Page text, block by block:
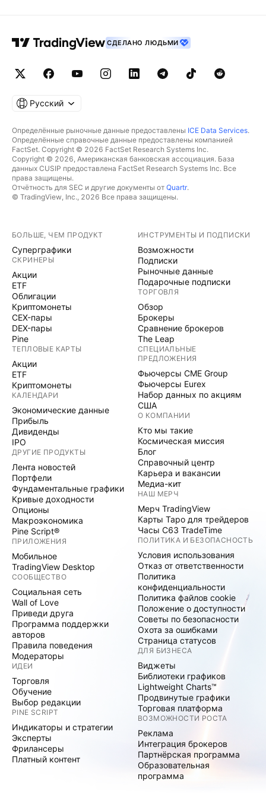
Электромобили. В более долгосрочной
результаты будет влиять запуск в продажу новых
аккумуляторов для электрокаров. Производство
апреле, а продажи стартуют в начале 2023 года.
Ожидается, что запуск F-150 выведет Ford на
рынок электропикапов, на котором представлено
крайне ограниченное количество компаний. При
этом, Ford уже заявила, что перестает принимать
заказы на пикап из-за избытка спроса. •
подразделений по производству автомобилей с
ДВС и электромобилей. Ford Blue будет развивать
линейку автомобилей с двигателем внутреннего
сгорания, в то время как Ford Model e будет
базироваться на инновациях и прорывных
технологиях в области электромобилестроения.
Tigress Financial отмечает, что подобное
разделение является признаком отличного
управления, позволяющего повысить общую
эффективность группы. • Пересмотр оценок.
Аналитики ожидают, что по мере дальнейшего
развития быстрорастущего сегмента
электромобилей, мультипликаторы Ford
постепенно приблизятся к оценкам, которые
обычно дают стартапам и EV-компании на ранних
стадиях. Однако при этом, Ford будет выгодно
отличаться от них своим масштабом и лидерской
позицией на рынке. 📊 Фундаментальные
показатели: • Рыночная капитализация = $53.02
млрд • fwd P/E = 5.89х • fwd P/E сектора = 11.45x
• fwd PEG = 0.11x 💎 Наше мнение: В целом,
имеем положительный взгляд на перспективы
Ford на долгосрочный горизонт, а коррекция в
акциях предоставляет отличную возможность для
формирования позиции. Ожидаем, что крупный
портфель заказов на автомобили Ford сможет
нивелировать проблемы с цепями поставок и
нехваткой компонентов в индустрии.
СДЕЛАНО ЛЮДЬМИ
Русский
Определённые рыночные данные предоставлены ICE Data Services.
Определённые справочные данные предоставлены компанией
FactSet. Copyright © 2026 FactSet Research Systems Inc.
Copyright © 2026, Американская банковская ассоциация. База
данных CUSIP предоставлена FactSet Research Systems Inc. Все
права защищены.
Отчётность для SEC и другие документы от Quartr.
© TradingView, Inc., 2026 Все права защищены.
БОЛЬШЕ, ЧЕМ ПРОДУКТ
Суперграфики
СКРИНЕРЫ
Акции
ETF
Облигации
Криптомонеты
CEX-пары
DEX-пары
Pine
ТЕПЛОВЫЕ КАРТЫ
Акции
ETF
Криптомонеты
КАЛЕНДАРИ
Экономические данные
Прибыль
Дивиденды
IPO
ДРУГИЕ ПРОДУКТЫ
Лента новостей
Портфели
Фундаментальные графики
Кривые доходности
Опционы
Макроэкономика
Pine Script®
ПРИЛОЖЕНИЯ
Мобильное
TradingView Desktop
СООБЩЕСТВО
Социальная сеть
Wall of Love
Приведи друга
Программа поддержки
авторов
Правила поведения
Модераторы
ИДЕИ
Торговля
Обучение
Выбор редакции
PINE SCRIPT
Индикаторы и стратегии
Эксперты
Фрилансеры
Платный контент
ИНСТРУМЕНТЫ И ПОДПИСКИ
Возможности
Подписки
Рыночные данные
Подарочные подписки
ТОРГОВЛЯ
Обзор
Брокеры
Сравнение брокеров
The Leap
СПЕЦИАЛЬНЫЕ
ПРЕДЛОЖЕНИЯ
Фьючерсы CME Group
Фьючерсы Eurex
Набор данных по акциям
США
О КОМПАНИИ
Кто мы такие
Космическая миссия
Блог
Справочный центр
Карьера и вакансии
Медиа-кит
НАШ МЕРЧ
Мерч TradingView
Карты Таро для трейдеров
Часы C63 TradeTime
ПОЛИТИКА И БЕЗОПАСНОСТЬ
Условия использования
Отказ от ответственности
Политика
конфиденциальности
Политика файлов cookie
Положение о доступности
Советы по безопасности
Охота за ошибками
Страница статусов
ДЛЯ БИЗНЕСА
Виджеты
Библиотеки графиков
Lightweight Charts™
Продвинутые графики
Торговая платформа
ВОЗМОЖНОСТИ РОСТА
Реклама
Интеграция брокеров
Партнёрская программа
Образовательная
программа